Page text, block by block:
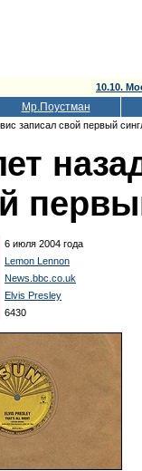
10.10.
Мр.Поустман
записал свой первый
6 июля 2004 года
Lemon Lennon
News.bbc.co.uk
Elvis Presley
6430